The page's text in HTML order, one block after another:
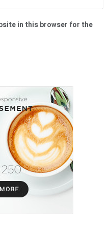
in this browser for the